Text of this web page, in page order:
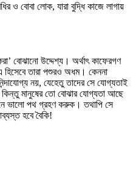
ও বোবা লোক, যারা বুদ্ধি কাজে লাগায়
বোঝানো উদ্দেশ্য। অর্থাৎ কাফেরগণ
হিসেবে তারা পশুরও অধম। কেননা
নয়, যেহেতু তাদের সে যোগ্যতাই
কিন্তু মানুষের তো বোঝার যোগ্যতা আছে
ভালো পথ গ্রহণ করুক। তথাপি সে
হবে বৈকি!